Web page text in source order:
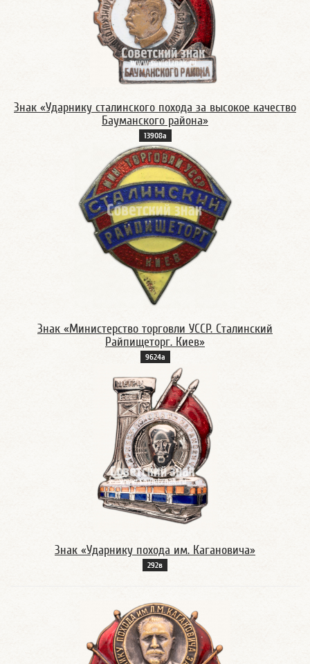
Знак «Ударнику сталинского похода за высокое качество
Бауманского района»
13908а
Знак «Министерство торговли УССР. Сталинский
Райпищеторг. Киев»
9624а
Знак «Ударнику похода им. Кагановича»
292в